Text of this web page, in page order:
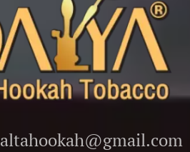
altahookah@gmail.com